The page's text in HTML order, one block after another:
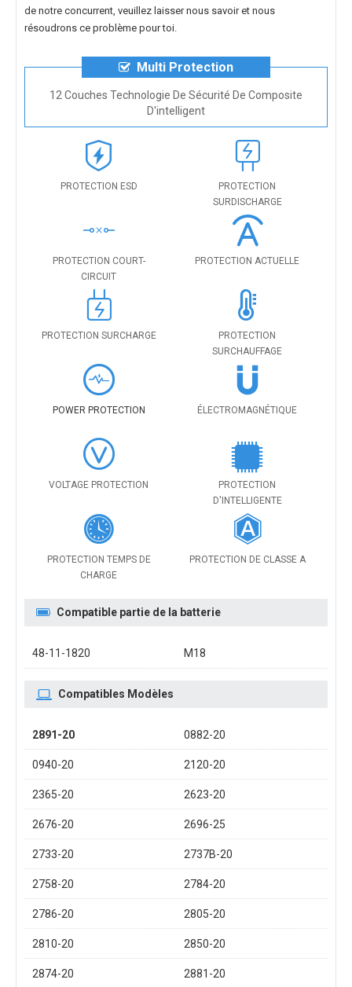
de notre concurrent, veuillez laisser nous savoir et nous
résoudrons ce problème pour toi.
Multi Protection
12 Couches Technologie De Sécurité De Composite
D'intelligent
PROTECTION ESD
PROTECTION
SURDISCHARGE
PROTECTION COURT-
CIRCUIT
PROTECTION ACTUELLE
PROTECTION SURCHARGE
PROTECTION
SURCHAUFFAGE
POWER PROTECTION ÉLECTROMAGNÉTIQUE
VOLTAGE PROTECTION
PROTECTION
D'INTELLIGENTE
PROTECTION TEMPS DE
CHARGE
PROTECTION DE CLASSE A
Compatible partie de la batterie
48-11-1820 M18
Compatibles Modèles
2891-20 0882-20
0940-20 2120-20
2365-20 2623-20
2676-20 2696-25
2733-20 2737B-20
2758-20 2784-20
2786-20 2805-20
2810-20 2850-20
2874-20 2881-20